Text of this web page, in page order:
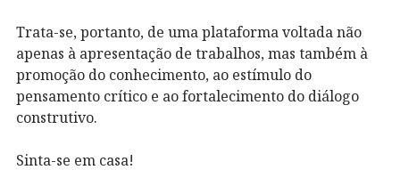
Trata-se, portanto, de uma plataforma voltada não
apenas à apresentação de trabalhos, mas também à
promoção do conhecimento, ao estímulo do
pensamento crítico e ao fortalecimento do diálogo
construtivo.
Sinta-se em casa!